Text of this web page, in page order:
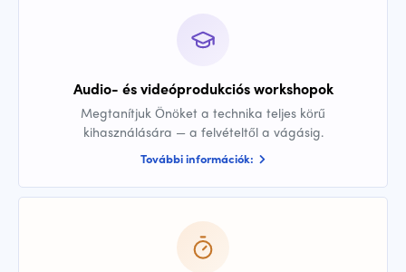
Audio- és videóprodukciós workshopok
Megtanítjuk Önöket a technika teljes körű
kihasználására — a felvételtől a vágásig.
További információk: